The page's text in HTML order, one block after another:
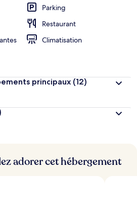
t
l
e
u
Parking
Restaurant
Climatisation
principaux (12)
adorer cet hébergement